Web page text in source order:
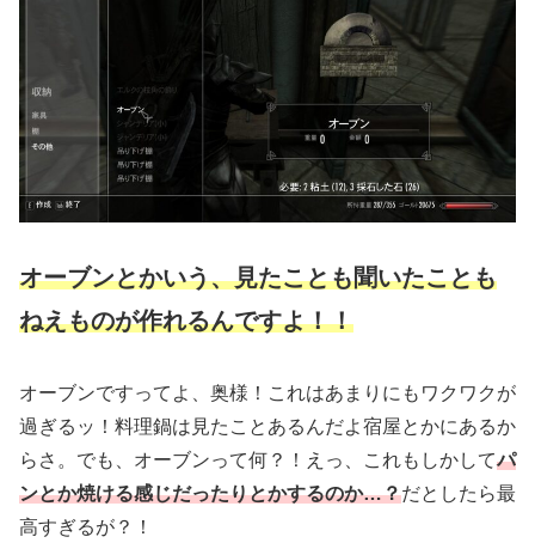
オーブンとかいう、見たことも聞いたことも
ねえものが作れるんですよ！！
オーブンですってよ、奥様！これはあまりにもワクワクが
過ぎるッ！料理鍋は見たことあるんだよ宿屋とかにあるか
らさ。でも、オーブンって何？！えっ、これもしかしてパ
ンとか焼ける感じだったりとかするのか…？だとしたら最
高すぎるが？！